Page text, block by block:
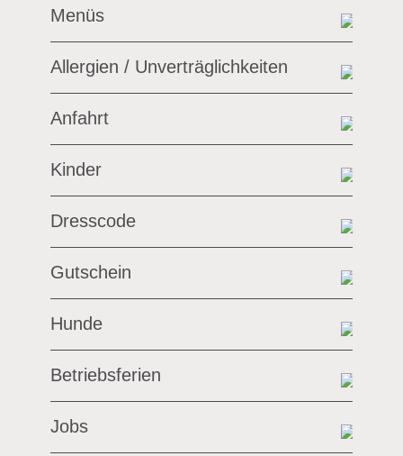
Menüs
Allergien / Unverträglichkeiten
Anfahrt
Kinder
Dresscode
Gutschein
Hunde
Betriebsferien
Jobs